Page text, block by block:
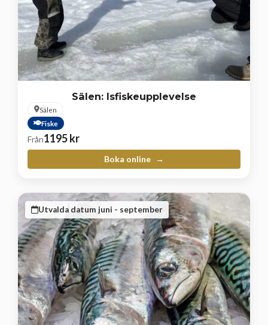
Sälen: Isfiskeupplevelse
Sälen
Fiske
Från1195kr
Boka online
Utvalda datum juni - september